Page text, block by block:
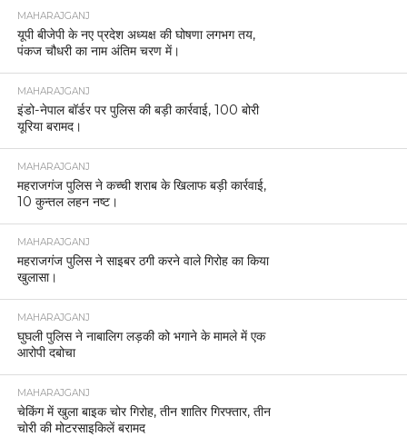
MAHARAJGANJ
यूपी बीजेपी के नए प्रदेश अध्यक्ष की घोषणा लगभग तय,
पंकज चौधरी का नाम अंतिम चरण में।
MAHARAJGANJ
इंडो-नेपाल बॉर्डर पर पुलिस की बड़ी कार्रवाई, 100 बोरी
यूरिया बरामद।
MAHARAJGANJ
महराजगंज पुलिस ने कच्ची शराब के खिलाफ बड़ी कार्रवाई,
10 कुन्तल लहन नष्ट।
MAHARAJGANJ
महराजगंज पुलिस ने साइबर ठगी करने वाले गिरोह का किया
खुलासा।
MAHARAJGANJ
घुघली पुलिस ने नाबालिग लड़की को भगाने के मामले में एक
आरोपी दबोचा
MAHARAJGANJ
चेकिंग में खुला बाइक चोर गिरोह, तीन शातिर गिरफ्तार, तीन
चोरी की मोटरसाइकिलें बरामद